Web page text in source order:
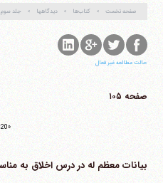
صفحه نخست کتاب‌ها دیدگاهها جلد سوم
حالت مطالعه غیر فعال
صفحه ۱۰۵
«20»
بیانات معظم له در درس اخلاق به